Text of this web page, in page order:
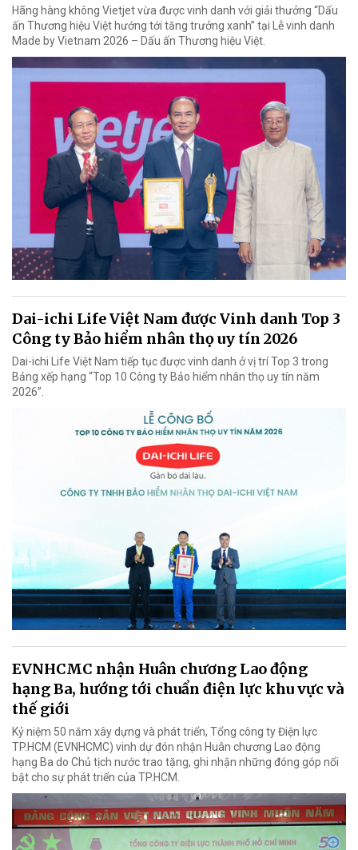
Hãng hàng không Vietjet vừa được vinh danh với giải thưởng “Dấu
ấn Thương hiệu Việt hướng tới tăng trưởng xanh” tại Lễ vinh danh
Made by Vietnam 2026 – Dấu ấn Thương hiệu Việt.
Dai-ichi Life Việt Nam được Vinh danh Top 3
Công ty Bảo hiểm nhân thọ uy tín 2026
Dai-ichi Life Việt Nam tiếp tục được vinh danh ở vị trí Top 3 trong
Bảng xếp hạng “Top 10 Công ty Bảo hiểm nhân thọ uy tín năm
2026”.
EVNHCMC nhận Huân chương Lao động
hạng Ba, hướng tới chuẩn điện lực khu vực và
thế giới
Kỷ niệm 50 năm xây dựng và phát triển, Tổng công ty Điện lực
TP.HCM (EVNHCMC) vinh dự đón nhận Huân chương Lao động
hạng Ba do Chủ tịch nước trao tặng, ghi nhận những đóng góp nổi
bật cho sự phát triển của TP.HCM.